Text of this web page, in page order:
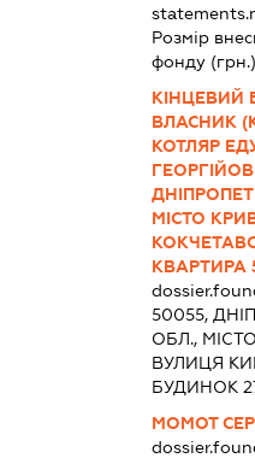
Розмір
фонду
КІНЦЕВИЙ
ВЛАСНИК
КОТЛЯР
МІСТО
КВАРТИРА
50055,
ОБЛ.,
ВУЛИЦЯ
БУДИНОК
МОМОТ